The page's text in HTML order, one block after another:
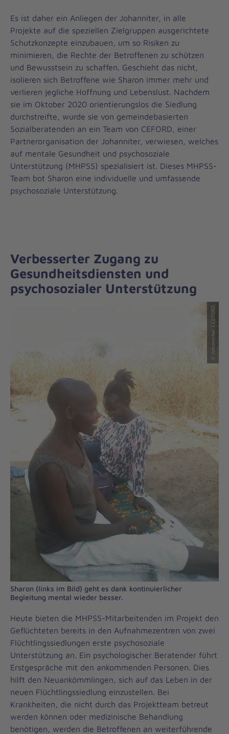
Es ist daher ein Anliegen der Johanniter, in alle
Projekte auf die speziellen Zielgruppen ausgerichtete
Schutzkonzepte einzubauen, um so Risiken zu
minimieren, die Rechte der Betroffenen zu schützen
und Bewusstsein zu schaffen. Geschieht das nicht,
isolieren sich Betroffene wie Sharon immer mehr und
verlieren jegliche Hoffnung und Lebenslust. Nachdem
sie im Oktober 2020 orientierungslos die Siedlung
durchstreifte, wurde sie von gemeindebasierten
Sozialberatenden an ein Team von CEFORD, einer
Partnerorganisation der Johanniter, verwiesen, welches
auf mentale Gesundheit und psychosoziale
Unterstützung (MHPSS) spezialisiert ist. Dieses MHPSS-
Team bot Sharon eine individuelle und umfassende
psychosoziale Unterstützung.
Verbesserter Zugang zu
Gesundheitsdiensten und
psychosozialer Unterstützung
© Johanniter / CEFORD
Sharon (links im Bild) geht es dank kontinuierlicher
Begleitung mental wieder besser.
Heute bieten die MHPSS-Mitarbeitenden im Projekt den
Geflüchteten bereits in den Aufnahmezentren von zwei
Flüchtlingssiedlungen erste psychosoziale
Unterstützung an. Ein psychologischer Beratender führt
Erstgespräche mit den ankommenden Personen. Dies
hilft den Neuankömmlingen, sich auf das Leben in der
neuen Flüchtlingssiedlung einzustellen. Bei
Krankheiten, die nicht durch das Projektteam betreut
werden können oder medizinische Behandlung
benötigen, werden die Betroffenen an weiterführende